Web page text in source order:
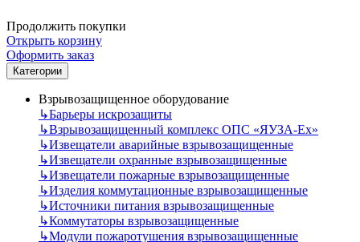
Продолжить покупки
Открыть корзину
Оформить заказ
Категории
Взрывозащищенное оборудование
↳Барьеры искрозащиты
↳Взрывозащищенный комплекс ОПС «ЯУЗА-Ех»
↳Извещатели аварийные взрывозащищенные
↳Извещатели охранные взрывозащищенные
↳Извещатели пожарные взрывозащищенные
↳Изделия коммутационные взрывозащищенные
↳Источники питания взрывозащищенные
↳Коммутаторы взрывозащищенные
↳Модули пожаротушения взрывозащищенные